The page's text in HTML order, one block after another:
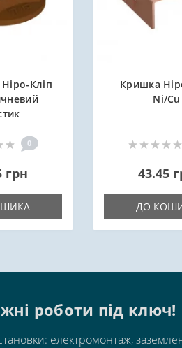
Кліп
0
грн
Кришка
Ni/Cu
43.45
ДО
роботи під ключ!
електромонтаж,